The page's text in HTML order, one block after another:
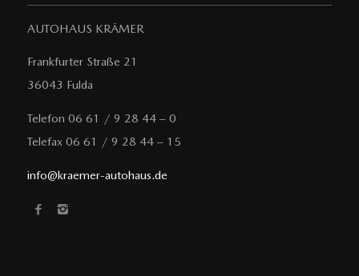
AUTOHAUS KRÄMER
Frankfurter Straße 21
36043 Fulda
Telefon 06 61 / 9 28 44 – 0
Telefax 06 61 / 9 28 44 – 15
info@kraemer-autohaus.de